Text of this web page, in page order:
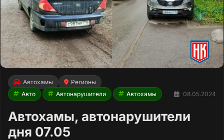
Автохамы
Регионы
Авто
Автонарушители Автохамы 08.05.2024
Автохамы, автонарушители
дня 07.05